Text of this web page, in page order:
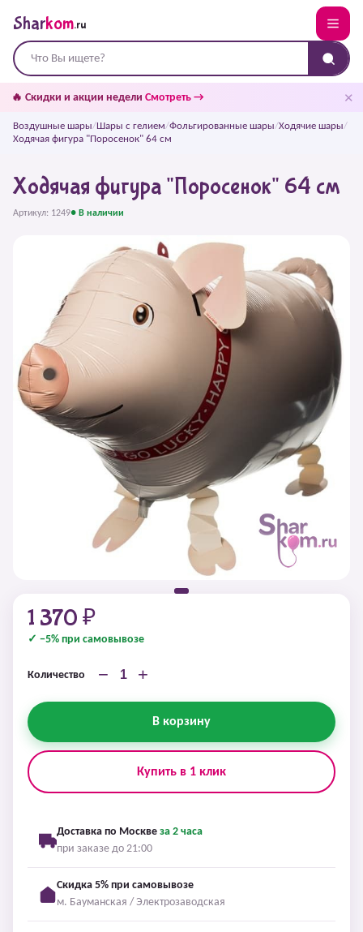
Sharkom.ru
🔥 Скидки и акции недели Смотреть → ✕
Воздушные шары/Шары с гелием/Фольгированные шары/Ходячие шары/
Ходячая фигура "Поросенок" 64 см
Ходячая фигура "Поросенок" 64 см
Артикул: 1249● В наличии
1 370 ₽
✓ −5% при самовывозе
Количество − +
В корзину
Купить в 1 клик
Доставка по Москве за 2 часа
при заказе до 21:00
Скидка 5% при самовывозе
м. Бауманская / Электрозаводская